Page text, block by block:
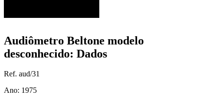
Audiômetro Beltone modelo
desconhecido: Dados
Ref. aud/31
Ano: 1975